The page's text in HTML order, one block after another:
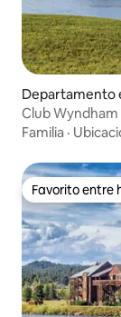
Departamento
osa Springs
Club
dormitorio
Familia ·
Favorito entre
Favorito entre